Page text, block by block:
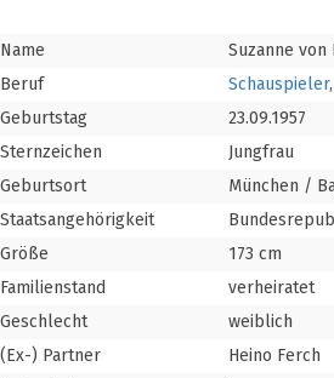
Name
Suzanne von
Beruf
Schauspieler,
Geburtstag
23.09.1957
Sternzeichen
Jungfrau
Geburtsort
München /
Staatsangehörigkeit
Größe
173 cm
Familienstand
verheiratet
Geschlecht
weiblich
(Ex-) Partner
Heino Ferch